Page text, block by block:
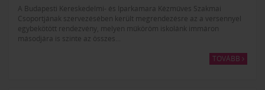
A Budapesti Kereskedelmi- és Iparkamara Kézműves Szakmai
Csoportjának szervezésében került megrendezésre az a versennyel
egybekötött rendezvény, melyen műköröm iskolánk immáron
másodjára is szinte az összes...
TOVÁBB